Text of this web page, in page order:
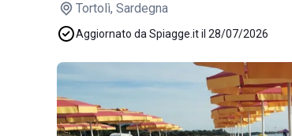
Tortolì, Sardegna
Aggiornato da Spiagge.it il 28/07/2026